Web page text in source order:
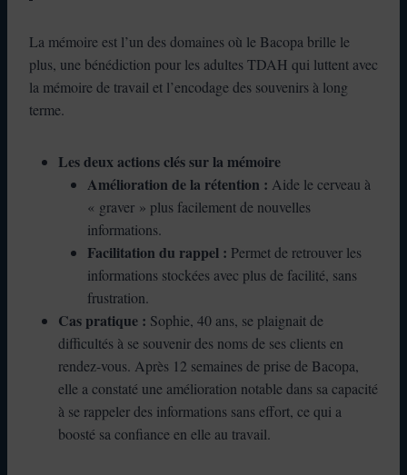
La mémoire est l’un des domaines où le Bacopa brille le
plus, une bénédiction pour les adultes TDAH qui luttent avec
la mémoire de travail et l’encodage des souvenirs à long
terme.
Les deux actions clés sur la mémoire
Amélioration de la rétention : Aide le cerveau à
« graver » plus facilement de nouvelles
informations.
Facilitation du rappel : Permet de retrouver les
informations stockées avec plus de facilité, sans
frustration.
Cas pratique : Sophie, 40 ans, se plaignait de
difficultés à se souvenir des noms de ses clients en
rendez-vous. Après 12 semaines de prise de Bacopa,
elle a constaté une amélioration notable dans sa capacité
à se rappeler des informations sans effort, ce qui a
boosté sa confiance en elle au travail.